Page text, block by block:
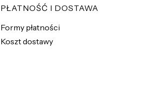
PŁATNOŚĆ I DOSTAWA
Formy płatności
Koszt dostawy